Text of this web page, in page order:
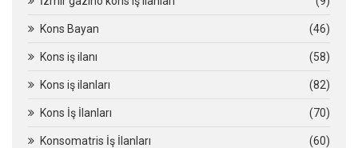
Kons Bayan (46)
Kons iş ilanı (58)
Kons iş ilanları (82)
Kons İş İlanları (70)
Konsomatris İş İlanları (60)